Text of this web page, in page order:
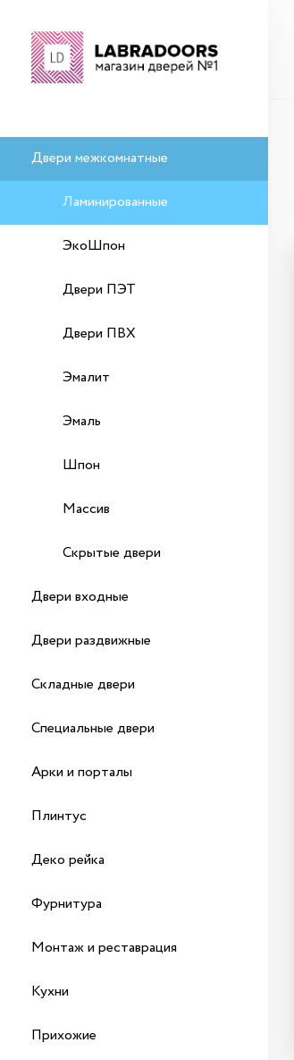
Двери межкомнатные
Ламинированные
ЭкоШпон
Двери ПЭТ
Двери ПВХ
Эмалит
Эмаль
Шпон
Массив
Скрытые двери
Двери входные
Двери раздвижные
Складные двери
Специальные двери
Арки и порталы
Плинтус
Деко рейка
Фурнитура
Монтаж и реставрация
Кухни
Прихожие